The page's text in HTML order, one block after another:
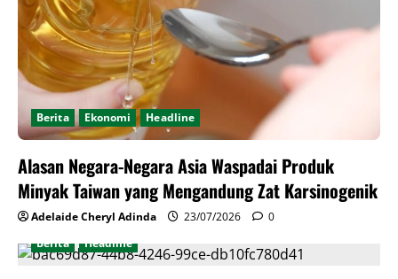
Berita Ekonomi Headline
Alasan Negara-Negara Asia Waspadai Produk
Minyak Taiwan yang Mengandung Zat Karsinogenik
Adelaide Cheryl Adinda 23/07/2026
0
Berita
Headline